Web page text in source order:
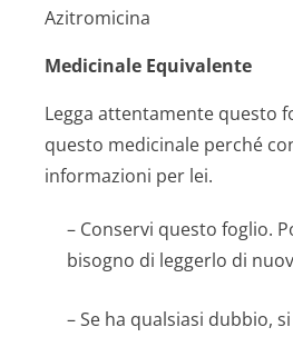
Azitromicina
Medicinale Equivalente
Legga attentamente questo
questo medicinale perché
informazioni per lei.
– Conservi questo foglio.
bisogno di leggerlo di
– Se ha qualsiasi dubbio,